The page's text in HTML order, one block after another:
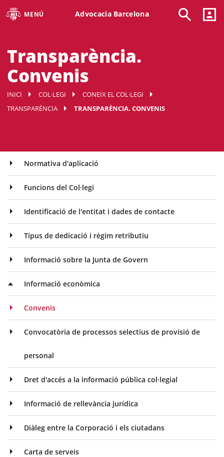
MENÚ Advocacia Barcelona
Transparència.
Convenis
INICI COL·LEGI
CONEIX EL COL·LEGI
TRANSPARÈNCIA
TRANSPARÈNCIA. CONVENIS
Normativa d'aplicació
Funcions del Col·legi
Identificació de l'entitat i dades de contacte
Tipus de dedicació i règim retributiu
Informació sobre la Junta de Govern
Informació econòmica
Convenis
Convocatòria de processos selectius de provisió de
personal
Dret d'accés a la informació pública col·legial
Informació de rellevància jurídica
Diàleg entre la Corporació i els ciutadans
Carta de serveis